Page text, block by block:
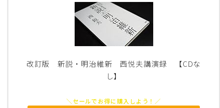
改訂版 新説・明治維新 西悦夫講演録 【CDな
し】